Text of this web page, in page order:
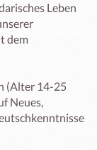
Leben
dem
(Alter 14-25
Neues,